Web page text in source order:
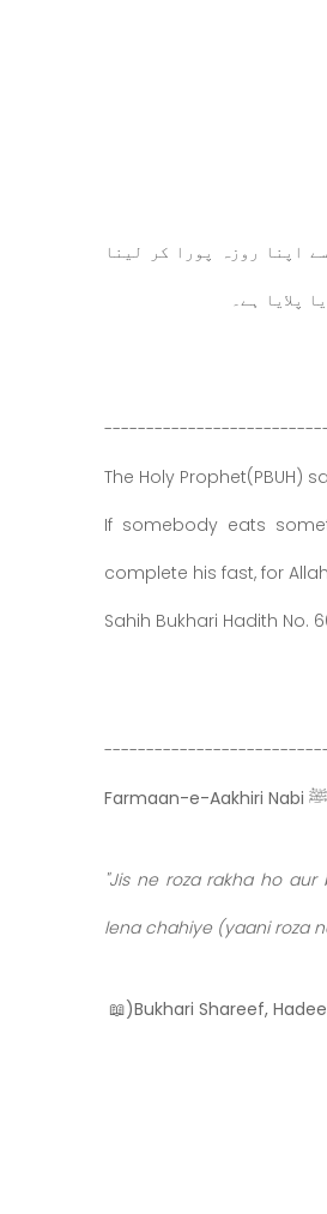
اپنا روزہ پورا کر لینا
پلایا ہے۔
If somebody eats
complete his fast, for
Sahih Bukhari Hadith No.
"Jis ne roza rakha ho aur bhool kar kha (pi) liya ho to usay apna roza poora kar
📖